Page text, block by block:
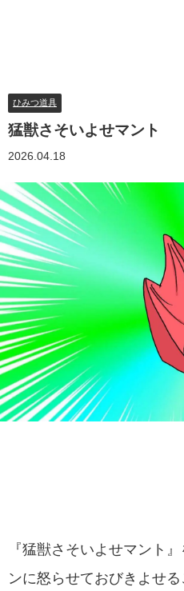
ひみつ道具
猛獣さそいよせマント
2026.04.18
『猛獣さそいよせマント
ンに怒らせておびきよせる